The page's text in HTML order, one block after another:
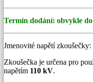
Termín dodání: obvykle
Jmenovité napětí zkoušečky:
Zkoušečka je určena pro
napětím 110 kV.